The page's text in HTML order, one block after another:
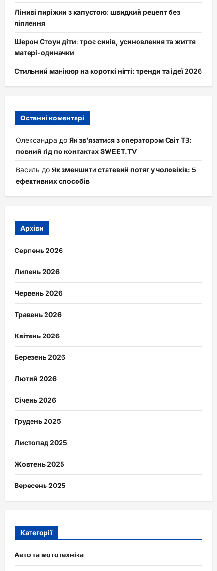
Ліниві пиріжки з капустою: швидкий рецепт без
ліплення
Шерон Стоун діти: троє синів, усиновлення та життя
матері-одиначки
Стильний манікюр на короткі нігті: тренди та ідеї 2026
Останні коментарі
Олександра до Як зв’язатися з оператором Світ ТВ:
повний гід по контактах SWEET.TV
Василь до Як зменшити статевий потяг у чоловіків: 5
ефективних способів
Архіви
Серпень 2026
Липень 2026
Червень 2026
Травень 2026
Квітень 2026
Березень 2026
Лютий 2026
Січень 2026
Грудень 2025
Листопад 2025
Жовтень 2025
Вересень 2025
Категорії
Авто та мототехніка